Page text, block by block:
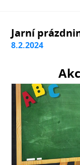
Jarní
8.2.2024